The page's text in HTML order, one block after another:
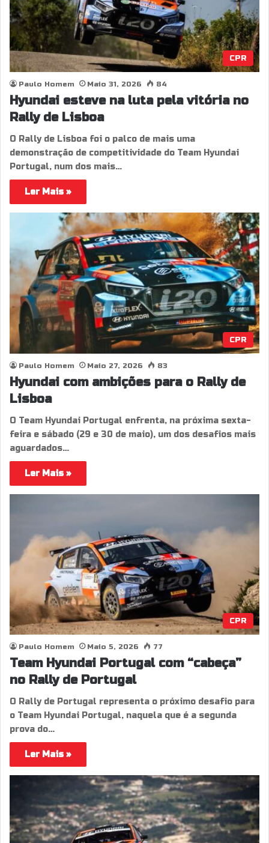
CPR
Paulo Homem Maio 31, 2026 84
Hyundai esteve na luta pela vitória no
Rally de Lisboa
O Rally de Lisboa foi o palco de mais uma
demonstração de competitividade do Team Hyundai
Portugal, num dos mais…
Ler Mais »
CPR
Paulo Homem Maio 27, 2026 83
Hyundai com ambições para o Rally de
Lisboa
O Team Hyundai Portugal enfrenta, na próxima sexta-
feira e sábado (29 e 30 de maio), um dos desafios mais
aguardados…
Ler Mais »
CPR
Paulo Homem Maio 5, 2026 77
Team Hyundai Portugal com “cabeça”
no Rally de Portugal
O Rally de Portugal representa o próximo desafio para
o Team Hyundai Portugal, naquela que é a segunda
prova do…
Ler Mais »